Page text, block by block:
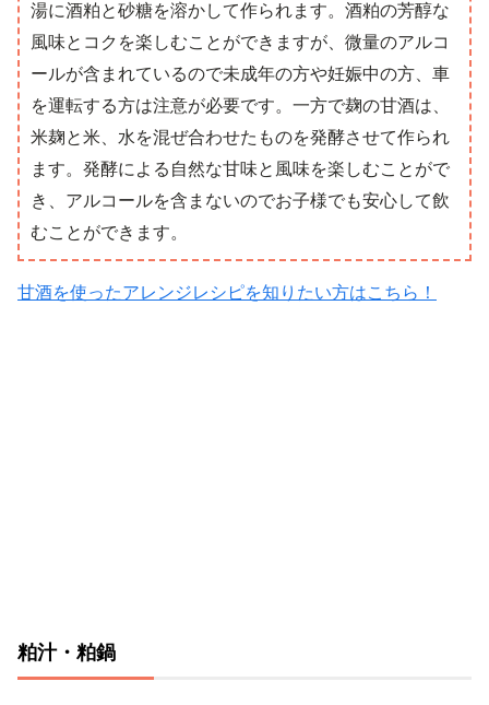
湯に酒粕と砂糖を溶かして作られます。酒粕の芳醇な
風味とコクを楽しむことができますが、微量のアルコ
ールが含まれているので未成年の方や妊娠中の方、車
を運転する方は注意が必要です。一方で麹の甘酒は、
米麹と米、水を混ぜ合わせたものを発酵させて作られ
ます。発酵による自然な甘味と風味を楽しむことがで
き、アルコールを含まないのでお子様でも安心して飲
むことができます。
甘酒を使ったアレンジレシピを知りたい方はこちら！
粕汁・粕鍋